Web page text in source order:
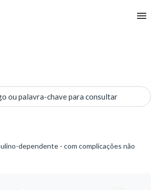
ou palavra-chave para consultar
dependente - com complicações não